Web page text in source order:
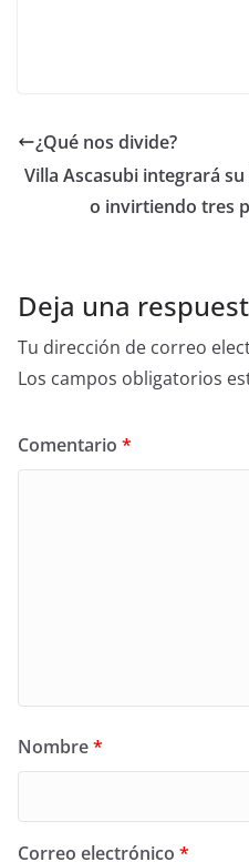
¿Qué nos divide?
Villa Ascasubi integrará
o invirtiendo tres
Deja una
Tu dirección de correo
Los campos obligatorios
Comentario *
Nombre*
Correo electrónico *